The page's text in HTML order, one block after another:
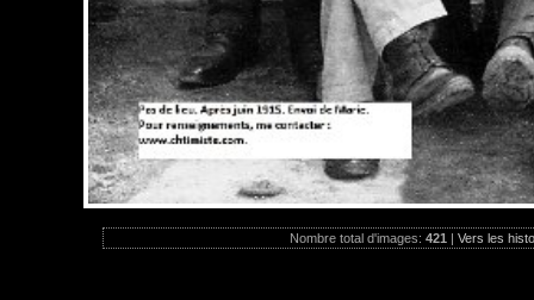
Nombre total d'images:421 |Vers les